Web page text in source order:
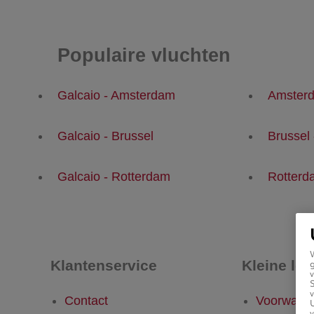
Populaire vluchten
Galcaio - Amsterdam
Galcaio - Brussel Brussel
Galcaio - Rotterdam
Klantenservice
Contact
Kleine